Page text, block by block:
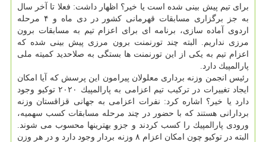
برای تیم پیش بینی شده است یا خیر؟ اظهار داشت: فعلا تا آخر سال
به جز برگزاری مسابقات قهرمانی كشور در دی ماه و ۴ مرحله
اردوی آماده سازی، برنامه ای برای اعزام تیم به مسابقات برون
مرزی نداریم. البته چند تورنمنت برون مرزی پیش بینی شده كه
اعزام تیم به یكی از این تورنمنت ها بستگی به صلاحدید كمیته ملی
پارالمپیك دارد.
رئیس انجمن وزنه برداری معلولان پیرامون این پرسش كه آیا امكان
ایجاد تغییرات در تركیب تیم اعزامی به پارالمپیك ۲۰۲۰ توكیو وجود
دارد یا خیر؟ اشاره كرد: نفرات اعزامی به جهانی قزاقستان وزنه
بردارانی هستند كه با حضور در چند مرحله مسابقات كسب سهمیه،
ورودی پارالمپیك را كسب كردند و جزو بهترینها محسوب می شوند.
البته در توكیو چون امكان اعزام ۸ وزنه بردار وجود دارد و در هر وزن